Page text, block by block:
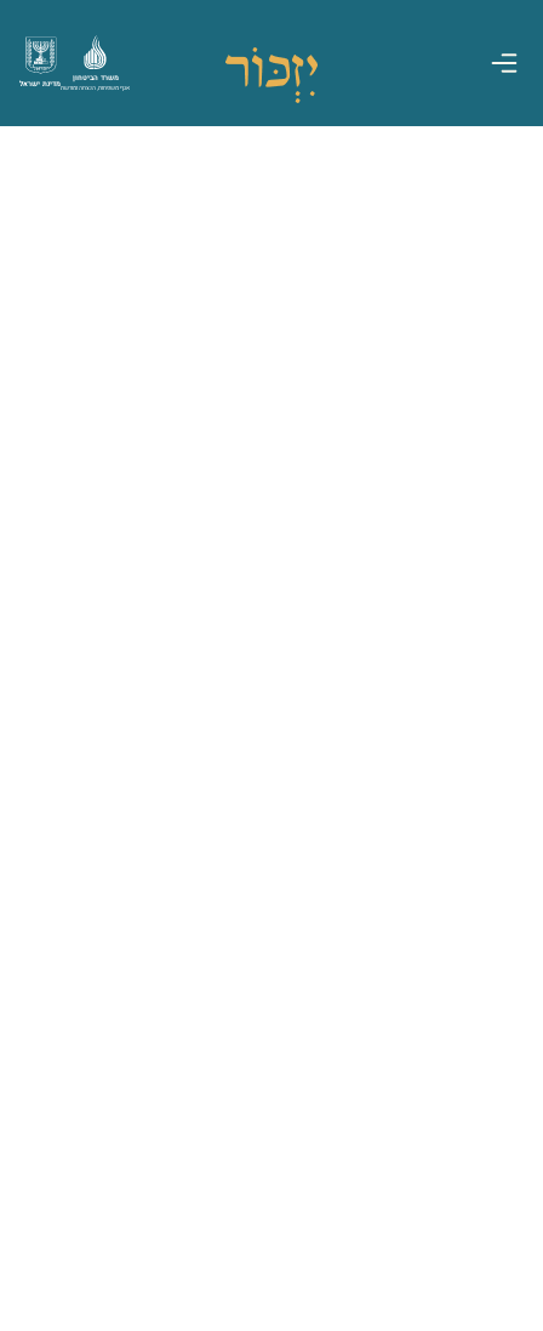
מדינת ישראל
משרד הביטחון
אגף משפחות, הנצחה ומורשת